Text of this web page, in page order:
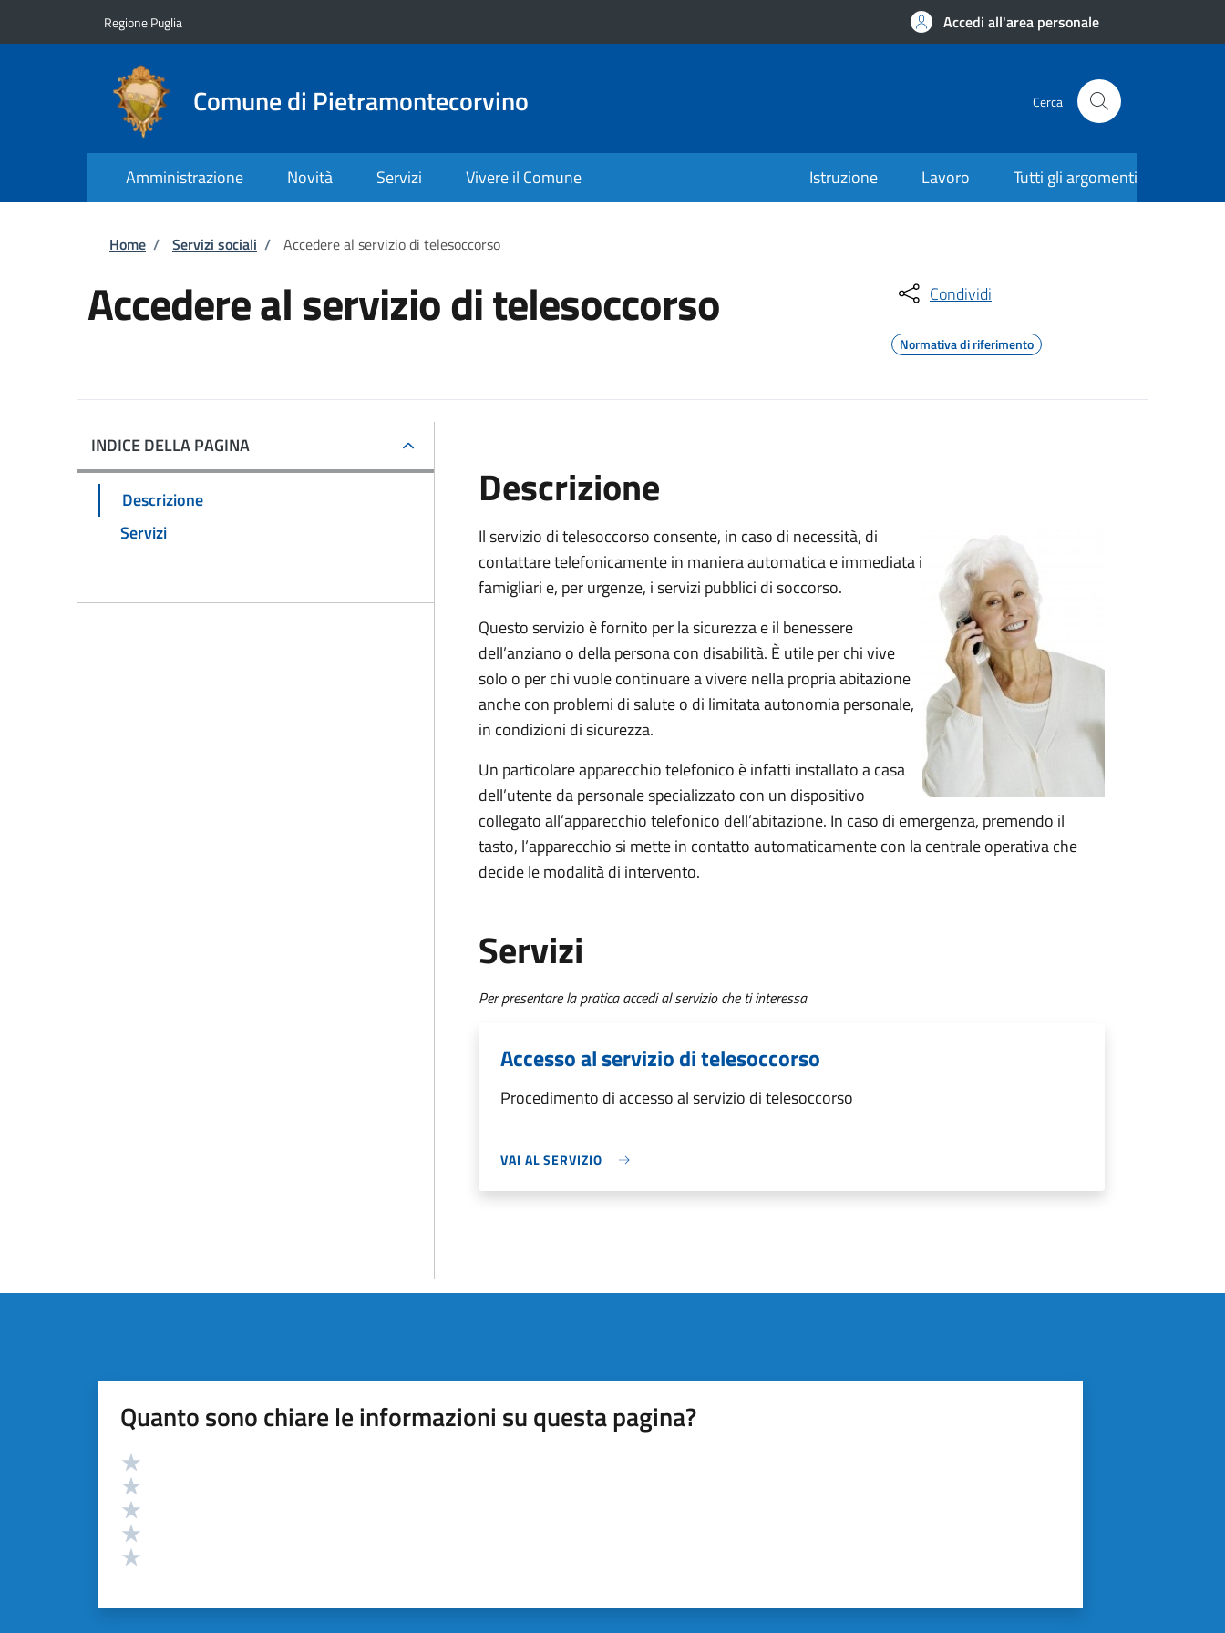
Regione Puglia Accedi all'area personale
Comune di Pietramontecorvino Cerca
Amministrazione Novità Servizi Vivere il Comune Istruzione Lavoro Tutti gli argomenti
Briciole di pane
Home / Servizi sociali / Accedere al servizio di telesoccorso
Accedere al servizio di telesoccorso Condividi
Normativa di riferimento
INDICE DELLA PAGINA
Descrizione
Servizi
Descrizione
Il servizio di telesoccorso consente, in caso di necessità, di
contattare telefonicamente in maniera automatica e immediata i
famigliari e, per urgenze, i servizi pubblici di soccorso.
Questo servizio è fornito per la sicurezza e il benessere
dell’anziano o della persona con disabilità. È utile per chi vive
solo o per chi vuole continuare a vivere nella propria abitazione
anche con problemi di salute o di limitata autonomia personale,
in condizioni di sicurezza.
Un particolare apparecchio telefonico è infatti installato a casa
dell’utente da personale specializzato con un dispositivo
collegato all’apparecchio telefonico dell’abitazione. In caso di emergenza, premendo il
tasto, l’apparecchio si mette in contatto automaticamente con la centrale operativa che
decide le modalità di intervento.
Servizi
Per presentare la pratica accedi al servizio che ti interessa
Accesso al servizio di telesoccorso
Procedimento di accesso al servizio di telesoccorso
VAI AL SERVIZIO
Quanto sono chiare le informazioni su questa pagina?
Valutazione